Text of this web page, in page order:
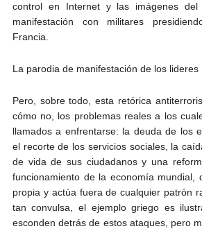
control en Internet y las imágenes
manifestación con militares
Francia.
La parodia de manifestación de los
Pero, sobre todo, esta retórica
cómo no, los problemas reales a los
llamados a enfrentarse: la deuda de los
el recorte de los servicios sociales, la
de vida de sus ciudadanos y una
funcionamiento de la economía mundial,
propia y actúa fuera de cualquier patrón
tan convulsa, el ejemplo griego es
esconden detrás de estos ataques, pero